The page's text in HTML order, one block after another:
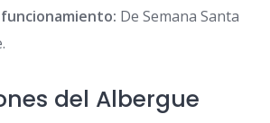
De Semana Santa
del Albergue